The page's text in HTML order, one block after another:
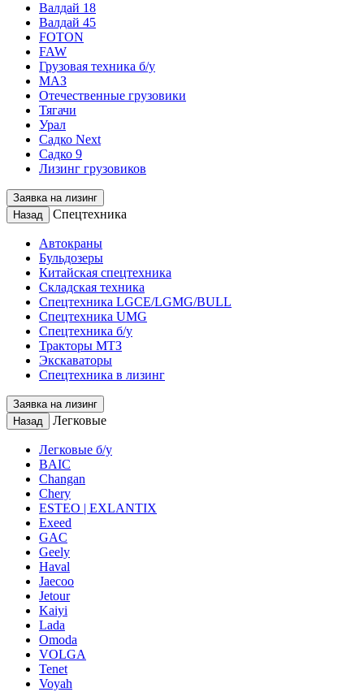
Валдай 18
Валдай 45
FOTON
FAW
Грузовая техника б/у
МАЗ
Отечественные грузовики
Тягачи
Урал
Садко Next
Садко 9
Лизинг грузовиков
Заявка на лизинг
Назад
Спецтехника
Автокраны
Бульдозеры
Китайская спецтехника
Складская техника
Спецтехника LGCE/LGMG/BULL
Спецтехника UMG
Спецтехника б/у
Тракторы МТЗ
Экскаваторы
Спецтехника в лизинг
Заявка на лизинг
Назад
Легковые
Легковые б/у
BAIC
Changan
Chery
ESTEO | EXLANTIX
Exeed
GAC
Geely
Haval
Jaecoo
Jetour
Kaiyi
Lada
Omoda
VOLGA
Tenet
Voyah